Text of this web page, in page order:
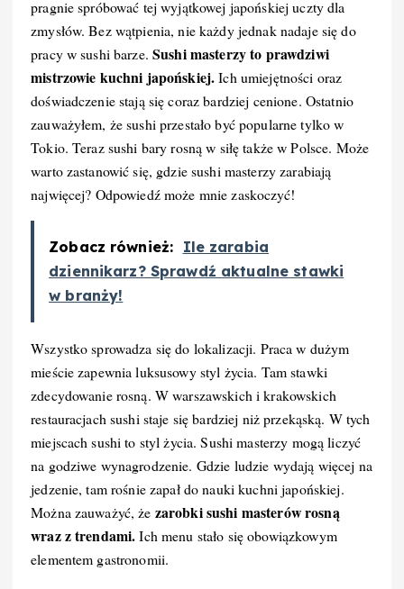
pragnie spróbować tej wyjątkowej japońskiej uczty dla
zmysłów. Bez wątpienia, nie każdy jednak nadaje się do
pracy w sushi barze.Sushi masterzy to prawdziwi
mistrzowie kuchni japońskiej.Ich umiejętności oraz
doświadczenie stają się coraz bardziej cenione. Ostatnio
zauważyłem, że sushi przestało być popularne tylko w
Tokio. Teraz sushi bary rosną w siłę także w Polsce. Może
warto zastanowić się, gdzie sushi masterzy zarabiają
najwięcej? Odpowiedź może mnie zaskoczyć!
Zobacz również: Ile zarabia
dziennikarz? Sprawdź aktualne stawki
w branży!
Wszystko sprowadza się do lokalizacji. Praca w dużym
mieście zapewnia luksusowy styl życia. Tam stawki
zdecydowanie rosną. W warszawskich i krakowskich
restauracjach sushi staje się bardziej niż przekąską. W tych
miejscach sushi to styl życia. Sushi masterzy mogą liczyć
na godziwe wynagrodzenie. Gdzie ludzie wydają więcej na
jedzenie, tam rośnie zapał do nauki kuchni japońskiej.
Można zauważyć, że zarobki sushi masterów rosną
wraz z trendami.Ich menu stało się obowiązkowym
elementem gastronomii.